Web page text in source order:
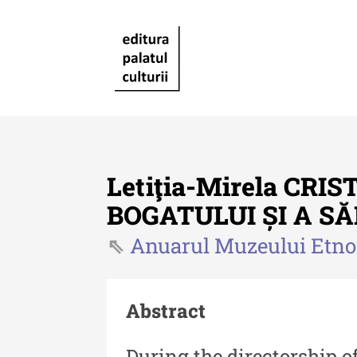
Revista "Cercetări istorice"
XLIV - 2025
Revista "Cercetări istorice"
Letiţia-Mirela
BOGATULUI ȘI A
Anuarul Muzeului
Abstract